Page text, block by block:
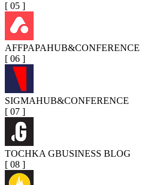
[ 05 ]
AFFPAPAHUB&CONFERENCE
[ 06 ]
SIGMAHUB&CONFERENCE
[ 07 ]
TOCHKA GBUSINESS BLOG
[ 08 ]